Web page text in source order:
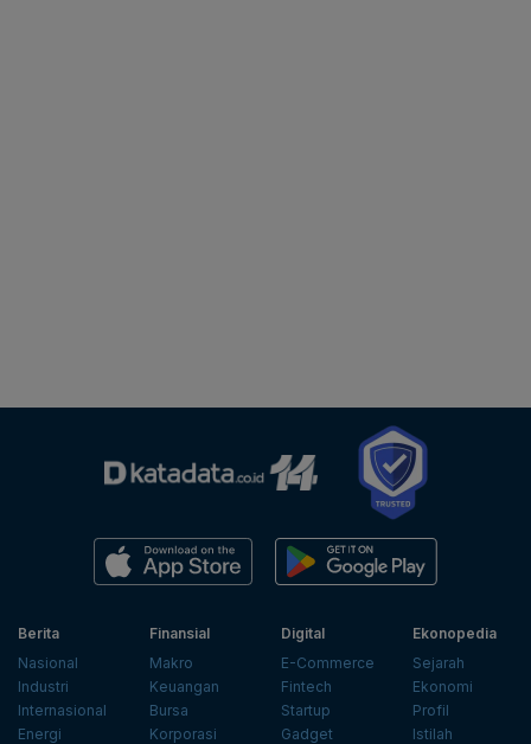
Berita
Nasional
Industri
Internasional
Energi
Finansial
Makro
Keuangan
Bursa
Korporasi
Digital
E-Commerce
Fintech
Startup
Gadget
Ekonopedia
Sejarah
Ekonomi
Profil
Istilah